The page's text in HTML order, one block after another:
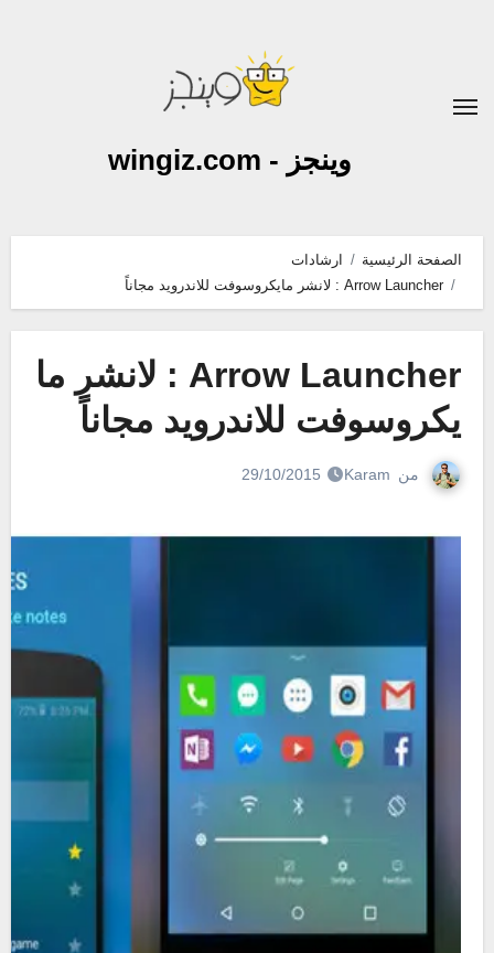
وينجز - wingiz.com
الصفحة الرئيسية
ارشادات
Arrow Launcher : لانشر مايكروسوفت للاندرويد مجاناً
Arrow Launcher : لانشر ما
يكروسوفت للاندرويد مجاناً
من Karam
29/10/2015